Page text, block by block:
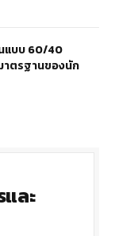
แบบ 60/40
ตรฐานของนัก
ละ